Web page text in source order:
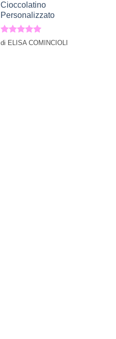
Cioccolatino
Personalizzato
Valutato5
di ELISA COMINCIOLI